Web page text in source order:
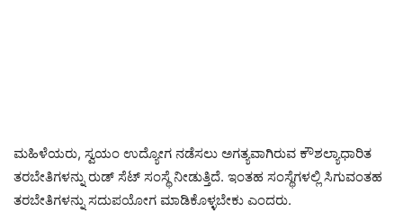
ಮಹಿಳೆಯರು, ಸ್ವಯಂ ಉದ್ಯೋಗ ನಡೆಸಲು ಅಗತ್ಯವಾಗಿರುವ ಕೌಶಲ್ಯಾಧಾರಿತ
ತರಬೇತಿಗಳನ್ನು ರುಡ್ ಸೆಟ್ ಸಂಸ್ಥೆ ನೀಡುತ್ತಿದೆ. ಇಂತಹ ಸಂಸ್ಥೆಗಳಲ್ಲಿ ಸಿಗುವಂತಹ
ತರಬೇತಿಗಳನ್ನು ಸದುಪಯೋಗ ಮಾಡಿಕೊಳ್ಳಬೇಕು ಎಂದರು.